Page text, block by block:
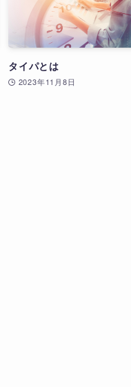
タイパとは
2023年11月8日